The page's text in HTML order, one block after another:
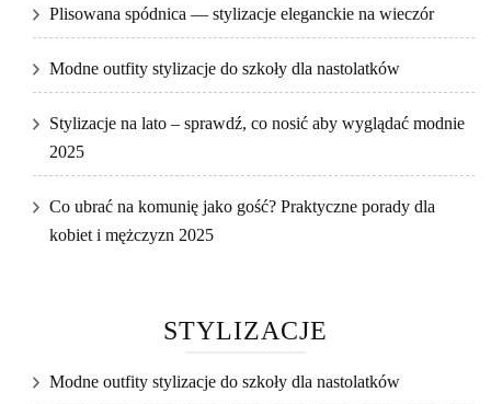
Plisowana spódnica — stylizacje eleganckie na wieczór
Modne outfity stylizacje do szkoły dla nastolatków
Stylizacje na lato – sprawdź, co nosić aby wyglądać modnie
2025
Co ubrać na komunię jako gość? Praktyczne porady dla
kobiet i mężczyzn 2025
STYLIZACJE
Modne outfity stylizacje do szkoły dla nastolatków